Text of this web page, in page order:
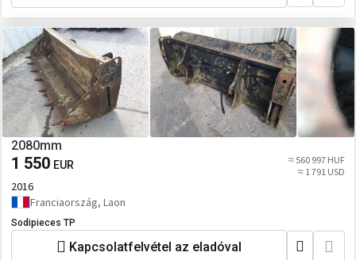
2080mm
1 550 EUR
≈ 560 997 HUF
≈ 1 791 USD
2016
Franciaország, Laon
Sodipieces TP
Kapcsolatfelvétel az eladóval